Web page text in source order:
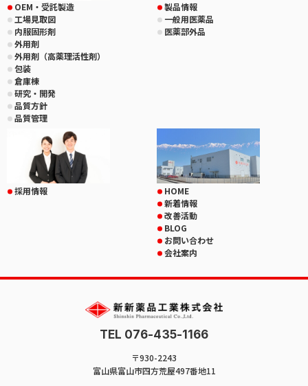
OEM・受託製造
工場見取図
内服固形剤
外用剤
外用剤（高薬理活性剤）
包装
倉庫棟
研究・開発
品質方針
品質管理
製品情報
一般用医薬品
医薬部外品
採用情報
HOME
新着情報
改善活動
BLOG
お問い合わせ
会社案内
TEL 076-435-1166
〒930-2243
富山県富山市四方荒屋497番地11